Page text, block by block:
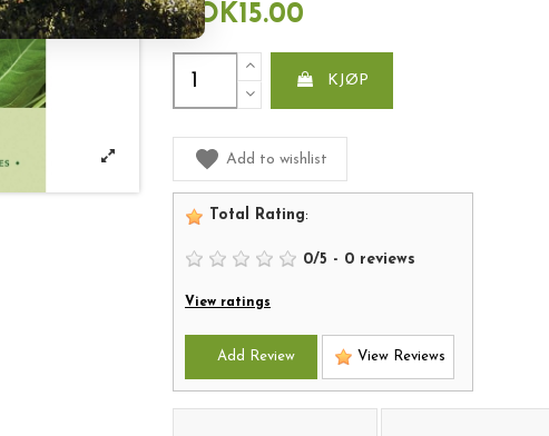
NOK15.00
KJØP
Add to wishlist
Total Rating:
0/5 - 0 reviews
View ratings
Add Review View Reviews